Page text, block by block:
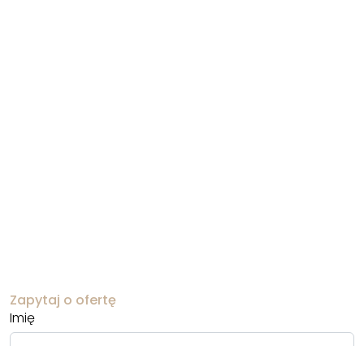
Zapytaj o ofertę
Imię